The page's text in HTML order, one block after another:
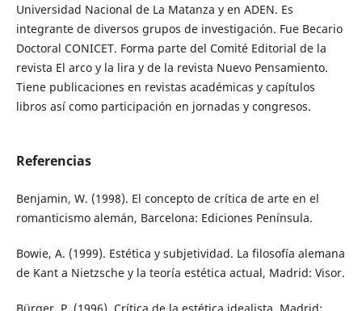
Universidad Nacional de La Matanza y en ADEN. Es
integrante de diversos grupos de investigación. Fue Becario
Doctoral CONICET. Forma parte del Comité Editorial de la
revista El arco y la lira y de la revista Nuevo Pensamiento.
Tiene publicaciones en revistas académicas y capítulos
libros así como participación en jornadas y congresos.
Referencias
Benjamin, W. (1998). El concepto de crítica de arte en el
romanticismo alemán, Barcelona: Ediciones Península.
Bowie, A. (1999). Estética y subjetividad. La filosofía alemana
de Kant a Nietzsche y la teoría estética actual, Madrid: Visor.